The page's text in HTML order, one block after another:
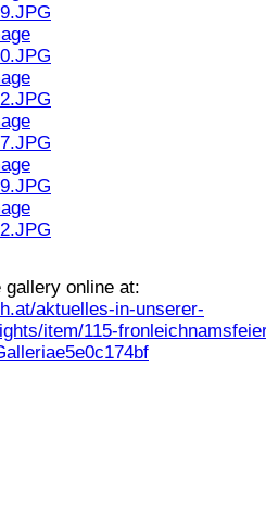
gallery online at:
aktuelles-in-unserer-
item/115-